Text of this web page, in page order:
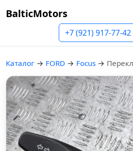
BalticMotors
+7 (921) 917-77-42
Каталог → FORD → Focus →